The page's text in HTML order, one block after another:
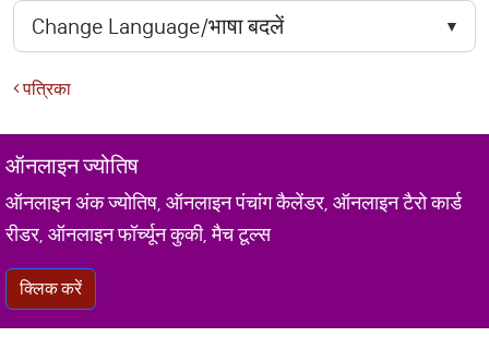
पत्रिका
ऑनलाइन ज्योतिष
ऑनलाइन अंक ज्योतिष, ऑनलाइन पंचांग कैलेंडर, ऑनलाइन टैरो कार्ड
रीडर, ऑनलाइन फॉर्च्यून कुकी, मैच टूल्स
क्लिक करें